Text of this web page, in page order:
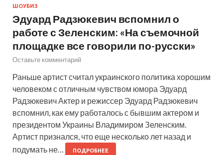
ШОУБИЗ
Эдуард Радзюкевич вспомнил о
работе с Зеленским: «На съемочной
площадке все говорили по-русски»
Оставьте комментарий
Раньше артист считал украинского политика хорошим
человеком с отличным чувством юмора Эдуард
Радзюкевич Актер и режиссер Эдуард Радзюкевич
вспомнил, как ему работалось с бывшим актером и
президентом Украины Владимиром Зеленским.
Артист признался, что еще несколько лет назад и
подумать не…
ПОДРОБНЕЕ